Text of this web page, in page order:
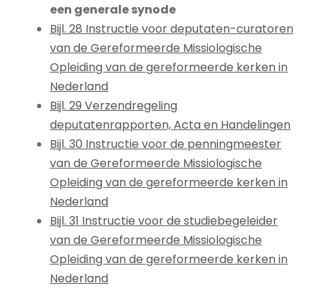
een generale synode
Bijl. 28 Instructie voor deputaten-curatoren
van de Gereformeerde Missiologische
Opleiding van de gereformeerde kerken in
Nederland
Bijl. 29 Verzendregeling
deputatenrapporten, Acta en Handelingen
Bijl. 30 Instructie voor de penningmeester
van de Gereformeerde Missiologische
Opleiding van de gereformeerde kerken in
Nederland
Bijl. 31 Instructie voor de studiebegeleider
van de Gereformeerde Missiologische
Opleiding van de gereformeerde kerken in
Nederland